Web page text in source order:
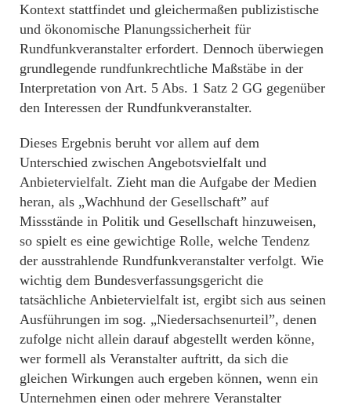
Kontext stattfindet und gleichermaßen publizistische
und ökonomische Planungssicherheit für
Rundfunkveranstalter erfordert. Dennoch überwiegen
grundlegende rundfunkrechtliche Maßstäbe in der
Interpretation von Art. 5 Abs. 1 Satz 2 GG gegenüber
den Interessen der Rundfunkveranstalter.
Dieses Ergebnis beruht vor allem auf dem
Unterschied zwischen Angebotsvielfalt und
Anbietervielfalt. Zieht man die Aufgabe der Medien
heran, als „Wachhund der Gesellschaft” auf
Missstände in Politik und Gesellschaft hinzuweisen,
so spielt es eine gewichtige Rolle, welche Tendenz
der ausstrahlende Rundfunkveranstalter verfolgt. Wie
wichtig dem Bundesverfassungsgericht die
tatsächliche Anbietervielfalt ist, ergibt sich aus seinen
Ausführungen im sog. „Niedersachsenurteil”, denen
zufolge nicht allein darauf abgestellt werden könne,
wer formell als Veranstalter auftritt, da sich die
gleichen Wirkungen auch ergeben können, wenn ein
Unternehmen einen oder mehrere Veranstalter